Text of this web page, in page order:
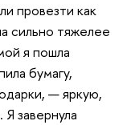
провезти как
сильно тяжелее
я пошла
бумагу,
— яркую,
завернула